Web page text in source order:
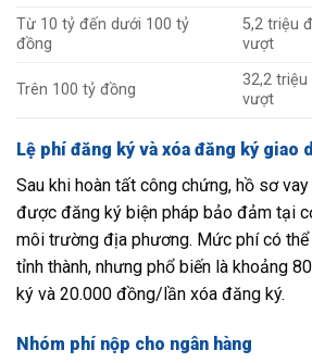
Từ 10 tỷ đến dưới 100 tỷ
đồng
5,2 triệu
vượt
Trên 100 tỷ đồng
32,2 triệu
vượt
Lệ phí đăng ký và xóa đăng ký giao
Sau khi hoàn tất công chứng, hồ sơ
được đăng ký biện pháp bảo đảm tại
môi trường địa phương. Mức phí có thể
tỉnh thành, nhưng phổ biến là khoảng
ký và 20.000 đồng/lần xóa đăng ký.
Nhóm phí nộp cho ngân hàng